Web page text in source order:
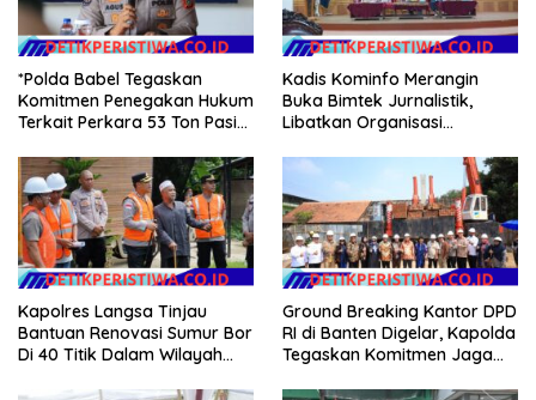
*Polda Babel Tegaskan
Komitmen Penegakan Hukum
Terkait Perkara 53 Ton Pasir
Kadis Kominfo Merangin
Buka Bimtek Jurnalistik,
Libatkan Organisasi
Kapolres Langsa Tinjau
Bantuan Renovasi Sumur Bor
Di 40 Titik Dalam Wilayah
Ground Breaking Kantor DPD
RI di Banten Digelar, Kapolda
Tegaskan Komitmen Jaga